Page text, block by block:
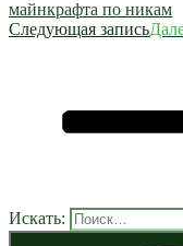
майнкрафта по никам
Следующая запись
Искать: